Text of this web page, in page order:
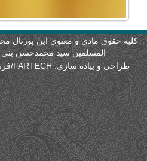
حقوق مادی و معنوی این پورتال
المسلمین سید محمدحسن بنی
طراحی و پیاده سازی:FARTECH/فرتک - فکور رایانه توسعه کویر